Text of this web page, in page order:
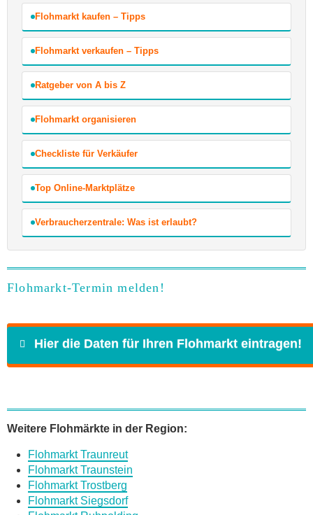
Flohmarkt kaufen – Tipps
Flohmarkt verkaufen – Tipps
Ratgeber von A bis Z
Flohmarkt organisieren
Checkliste für Verkäufer
Top Online-Marktplätze
Verbraucherzentrale: Was ist erlaubt?
Flohmarkt-Termin melden!
Hier die Daten für Ihren Flohmarkt eintragen!
E-Mail*
Weitere Flohmärkte in der Region:
Flohmarkt Traunreut
Flohmarkt Traunstein
Flohmarkt Trostberg
Flohmarkt Siegsdorf